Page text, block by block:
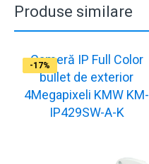
Produse similare
-13%
Cameră IP Full Color
bullet de exterior
4Megapixeli KMW KM-
IP429SW-A-K
-17%
-17%
-17%
-17%
-17%
-17%
-17%
-17%
-17%